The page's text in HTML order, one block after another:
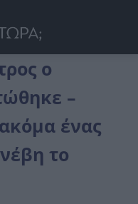
ο
–
ένας
το